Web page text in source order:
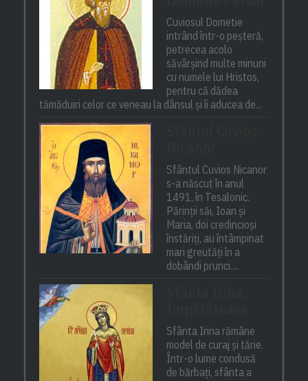
Cuviosul Dometie
intrând într-o peșteră,
petrecea acolo
săvârșind multe minuni
cu numele lui Hristos,
pentru că dădea
tămăduiri celor ce veneau la dânsul și îi aducea de...
Sfântul Cuvios Nicanor
s-a născut în anul
1491, în Tesalonic.
Părinții săi, Ioan și
Maria, doi credincioși
înstăriți, au întâmpinat
mari greutăți în a
dobândi prunci....
Sfânta Irina rămâne
model de curaj și tărie.
Într-o lume condusă
de bărbați, sfânta a